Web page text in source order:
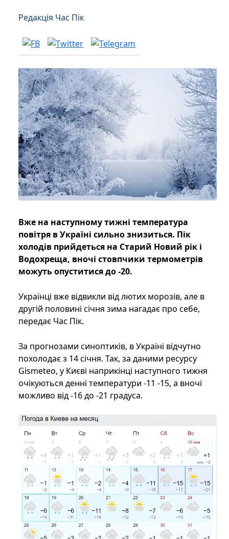
Редакція Час Пік
Вже на наступному тижні температура
повітря в Україні сильно знизиться. Пік
холодів прийдеться на Старий Новий рік і
Водохреща, вночі стовпчики термометрів
можуть опуститися до -20.
Українці вже відвикли від лютих морозів, але в
другій половині січня зима нагадає про себе,
передає Час Пік.
За прогнозами синоптиків, в Україні відчутно
похолодає з 14 січня. Так, за даними ресурсу
Gismeteo, у Києві наприкінці наступного тижня
очікуються денні температури -11 -15, а вночі
можливо від -16 до -21 градуса.